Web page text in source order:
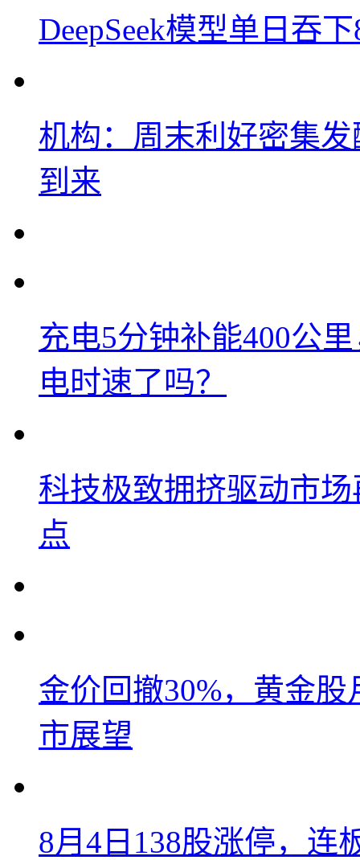
DeepSeek模型单日吞
机构：周末利好密集
到来
充电5分钟补能400公
电时速了吗？
科技极致拥挤驱动市
点
金价回撤30%，黄金
市展望
8月4日138股涨停，连